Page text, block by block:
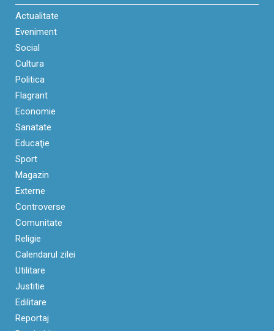
Actualitate
Eveniment
Social
Cultura
Politica
Flagrant
Economie
Sanatate
Educaţie
Sport
Magazin
Externe
Controverse
Comunitate
Religie
Calendarul zilei
Utilitare
Justitie
Edilitare
Reportaj